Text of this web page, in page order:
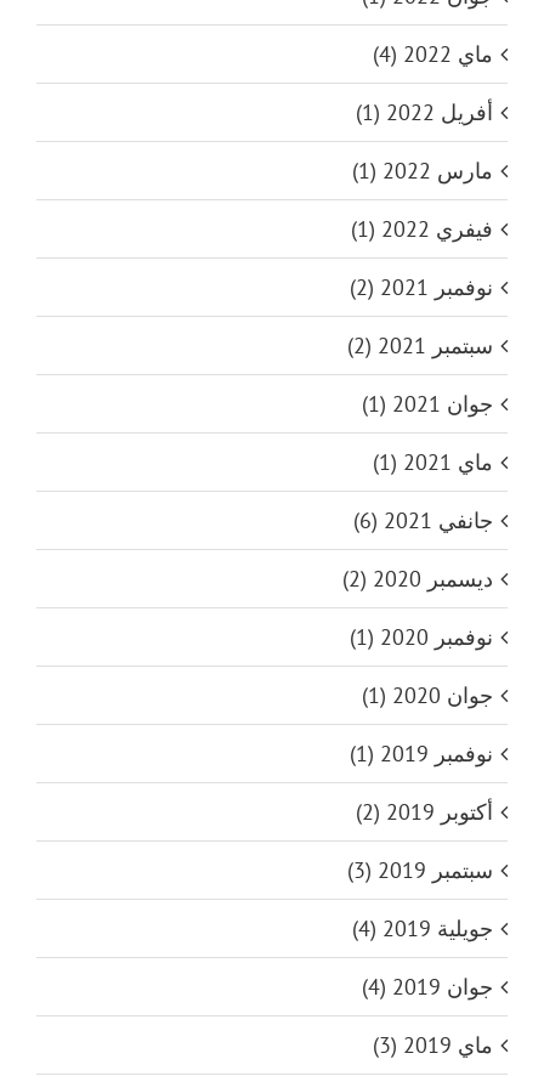
ماي 2022 (4)
أفريل 2022 (1)
مارس 2022 (1)
فيفري 2022 (1)
نوفمبر 2021 (2)
سبتمبر 2021 (2)
جوان 2021 (1)
ماي 2021 (1)
جانفي 2021 (6)
ديسمبر 2020 (2)
نوفمبر 2020 (1)
جوان 2020 (1)
نوفمبر 2019 (1)
أكتوبر 2019 (2)
سبتمبر 2019 (3)
جويلية 2019 (4)
جوان 2019 (4)
ماي 2019 (3)